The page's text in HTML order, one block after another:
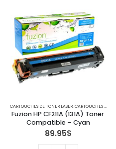
CARTOUCHES DE TONER LASER,CARTOUCHES POUR IMPRIMANTES HP
Fuzion HP CF211A (131A) Toner
Compatible – Cyan
89.95$